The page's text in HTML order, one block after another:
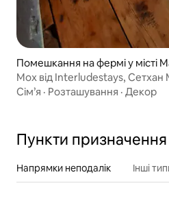
Помешкання на фермі у місті
Мох від Interludestays, Сетхан
Сім’я · Розташування · Декор
Пункти призначення
Напрямки неподалік Інші